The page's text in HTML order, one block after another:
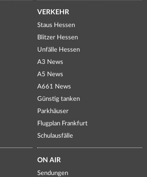
VERKEHR
Staus Hessen
Blitzer Hessen
Unfälle Hessen
A3 News
A5 News
A661 News
Günstig tanken
Parkhäuser
Flugplan Frankfurt
Schulausfälle
ON AIR
Sendungen